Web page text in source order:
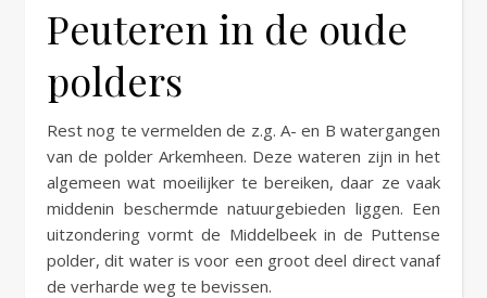
Peuteren in de oude
polders
Rest nog te vermelden de z.g. A- en B watergangen
van de polder Arkemheen. Deze wateren zijn in het
algemeen wat moeilijker te bereiken, daar ze vaak
middenin beschermde natuurgebieden liggen. Een
uitzondering vormt de Middelbeek in de Puttense
polder, dit water is voor een groot deel direct vanaf
de verharde weg te bevissen.